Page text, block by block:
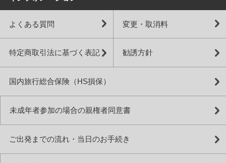
よくある質問 変更・取消料
特定商取引法に基づく表記 勧誘方針
国内旅行総合保険（HS損保）
未成年者参加の場合の親権者同意書
ご出発までの流れ・当日のお手続き